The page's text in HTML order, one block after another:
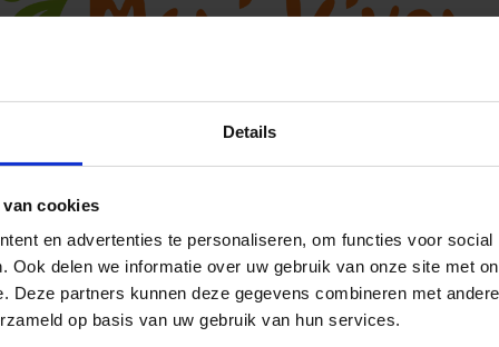
Details
cookies
en advertenties te personaliseren, om functies voor
Ook delen we informatie over uw gebruik van onze site met
Deze partners kunnen deze gegevens combineren met
op basis van uw gebruik van hun services.
aangenaam warme deken voor
voor in de woonkamer. De deken
voor baby's en peuters)
een decoratieve gehaakte
bestelling!
direct 5% kortingop je volgende aankoop en profiteer
hoge kortingen door je te abonneren op onze leuke nieuwsbrief! 😀